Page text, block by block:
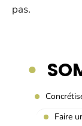
pas.
Faire